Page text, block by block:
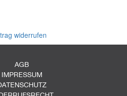
widerrufen
AGB
IMPRESSUM